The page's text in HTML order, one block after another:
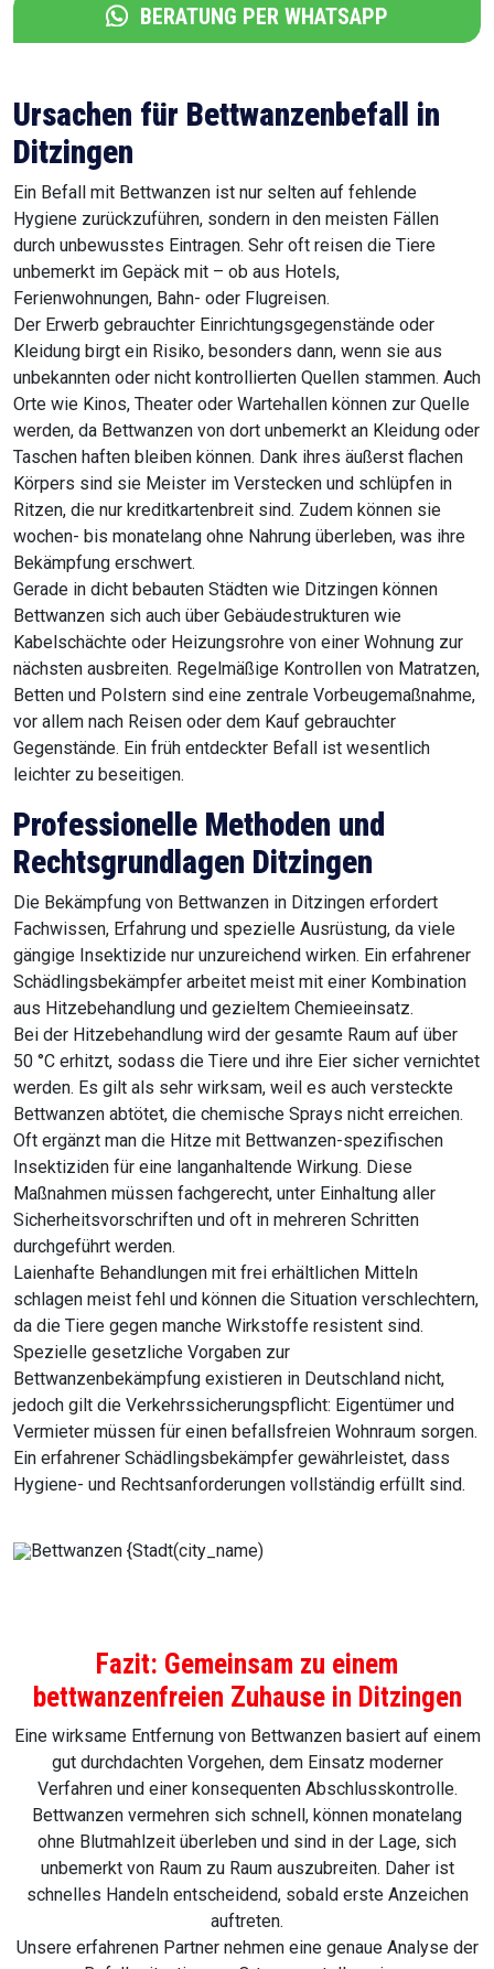
BERATUNG PER WHATSAPP
Ursachen für Bettwanzenbefall in
Ditzingen
Ein Befall mit Bettwanzen ist nur selten auf fehlende
Hygiene zurückzuführen, sondern in den meisten Fällen
durch unbewusstes Eintragen. Sehr oft reisen die Tiere
unbemerkt im Gepäck mit – ob aus Hotels,
Ferienwohnungen, Bahn- oder Flugreisen.
Der Erwerb gebrauchter Einrichtungsgegenstände oder
Kleidung birgt ein Risiko, besonders dann, wenn sie aus
unbekannten oder nicht kontrollierten Quellen stammen. Auch
Orte wie Kinos, Theater oder Wartehallen können zur Quelle
werden, da Bettwanzen von dort unbemerkt an Kleidung oder
Taschen haften bleiben können. Dank ihres äußerst flachen
Körpers sind sie Meister im Verstecken und schlüpfen in
Ritzen, die nur kreditkartenbreit sind. Zudem können sie
wochen- bis monatelang ohne Nahrung überleben, was ihre
Bekämpfung erschwert.
Gerade in dicht bebauten Städten wie Ditzingen können
Bettwanzen sich auch über Gebäudestrukturen wie
Kabelschächte oder Heizungsrohre von einer Wohnung zur
nächsten ausbreiten. Regelmäßige Kontrollen von Matratzen,
Betten und Polstern sind eine zentrale Vorbeugemaßnahme,
vor allem nach Reisen oder dem Kauf gebrauchter
Gegenstände. Ein früh entdeckter Befall ist wesentlich
leichter zu beseitigen.
Professionelle Methoden und
Rechtsgrundlagen Ditzingen
Die Bekämpfung von Bettwanzen in Ditzingen erfordert
Fachwissen, Erfahrung und spezielle Ausrüstung, da viele
gängige Insektizide nur unzureichend wirken. Ein erfahrener
Schädlingsbekämpfer arbeitet meist mit einer Kombination
aus Hitzebehandlung und gezieltem Chemieeinsatz.
Bei der Hitzebehandlung wird der gesamte Raum auf über
50 °C erhitzt, sodass die Tiere und ihre Eier sicher vernichtet
werden. Es gilt als sehr wirksam, weil es auch versteckte
Bettwanzen abtötet, die chemische Sprays nicht erreichen.
Oft ergänzt man die Hitze mit Bettwanzen-spezifischen
Insektiziden für eine langanhaltende Wirkung. Diese
Maßnahmen müssen fachgerecht, unter Einhaltung aller
Sicherheitsvorschriften und oft in mehreren Schritten
durchgeführt werden.
Laienhafte Behandlungen mit frei erhältlichen Mitteln
schlagen meist fehl und können die Situation verschlechtern,
da die Tiere gegen manche Wirkstoffe resistent sind.
Spezielle gesetzliche Vorgaben zur
Bettwanzenbekämpfung existieren in Deutschland nicht,
jedoch gilt die Verkehrssicherungspflicht: Eigentümer und
Vermieter müssen für einen befallsfreien Wohnraum sorgen.
Ein erfahrener Schädlingsbekämpfer gewährleistet, dass
Hygiene- und Rechtsanforderungen vollständig erfüllt sind.
Fazit: Gemeinsam zu einem
bettwanzenfreien Zuhause in Ditzingen
Eine wirksame Entfernung von Bettwanzen basiert auf einem
gut durchdachten Vorgehen, dem Einsatz moderner
Verfahren und einer konsequenten Abschlusskontrolle.
Bettwanzen vermehren sich schnell, können monatelang
ohne Blutmahlzeit überleben und sind in der Lage, sich
unbemerkt von Raum zu Raum auszubreiten. Daher ist
schnelles Handeln entscheidend, sobald erste Anzeichen
auftreten.
Unsere erfahrenen Partner nehmen eine genaue Analyse der